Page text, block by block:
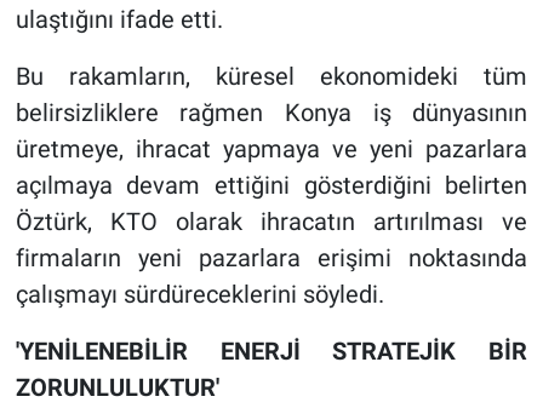
ulaştığını ifade etti.
Bu rakamların, küresel ekonomideki tüm
belirsizliklere rağmen Konya iş dünyasının
üretmeye, ihracat yapmaya ve yeni pazarlara
açılmaya devam ettiğini gösterdiğini belirten
Öztürk, KTO olarak ihracatın artırılması ve
firmaların yeni pazarlara erişimi noktasında
çalışmayı sürdüreceklerini söyledi.
'YENİLENEBİLİR ENERJİ STRATEJİK BİR
ZORUNLULUKTUR'